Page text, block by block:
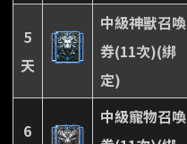
5
天
中級神獸召喚
券(11次)(綁
定)
6
中級寵物召喚